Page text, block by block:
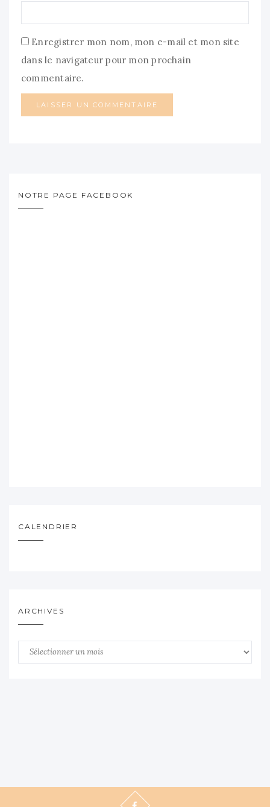
Enregistrer mon nom, mon e-mail et mon site
dans le navigateur pour mon prochain
commentaire.
NOTRE PAGE FACEBOOK
CALENDRIER
ARCHIVES
Archives